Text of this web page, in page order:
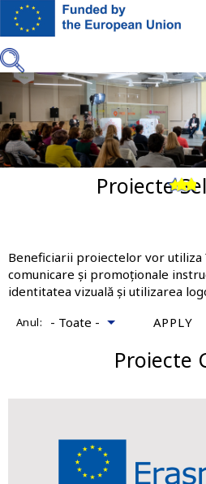
Mergi
principal
Proiecte
Beneficiarii proiectelor vor
comunicare și promoționale
identitatea vizuală și utilizarea
Anul:
Proiecte